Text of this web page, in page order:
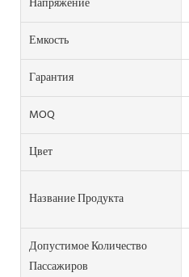
Емкость
Гарантия
MOQ
Цвет
Название Продукта
Допустимое Количество
Пассажиров